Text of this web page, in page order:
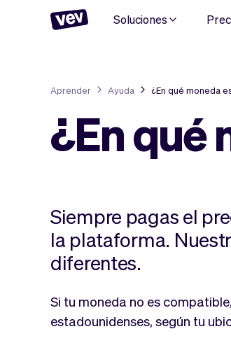
Soluciones
Aprender Ayuda ¿En qué moneda
¿En qué
Siempre pagas el
la plataforma.
diferentes.
Si tu moneda no es
estadounidenses, según tu